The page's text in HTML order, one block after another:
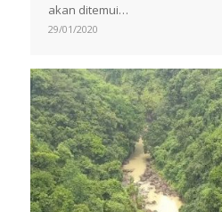
akan ditemui…
29/01/2020